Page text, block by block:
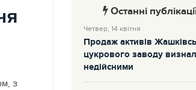
з
Останні
Четвер, 14 квітня
Продаж активів
цукрового заводу
недійсними